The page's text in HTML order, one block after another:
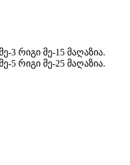
3 რიგი მე-15 მაღაზია.
5 რიგი მე-25 მაღაზია.